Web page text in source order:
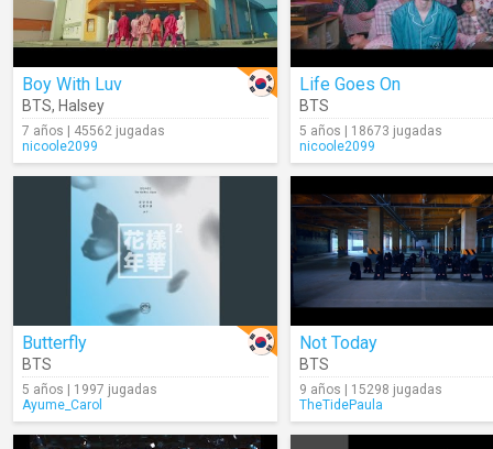
Boy With Luv
BTS, Halsey
7 años | 45562 jugadas
nicoole2099
Life Goes On
BTS
5 años | 18673 jugadas
nicoole2099
Butterfly
BTS
5 años | 1997 jugadas
Ayume_Carol
Not Today
BTS
9 años | 15298 jugadas
TheTidePaula